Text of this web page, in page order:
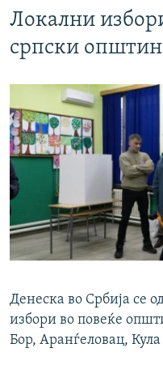
Локални
српски
Денеска во Србија се
избори во повеќе
Бор, Аранѓеловац,